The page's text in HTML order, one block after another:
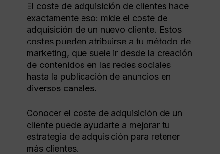
El coste de adquisición de clientes hace
exactamente eso: mide el coste de
adquisición de un nuevo cliente. Estos
costes pueden atribuirse a tu método de
marketing, que suele ir desde la creación
de contenidos en las redes sociales
hasta la publicación de anuncios en
diversos canales.
Conocer el coste de adquisición de un
cliente puede ayudarte a mejorar tu
estrategia de adquisición para retener
más clientes.